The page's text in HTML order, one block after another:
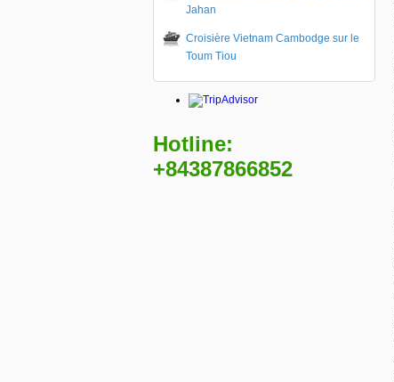
Jahan
Croisière Vietnam Cambodge sur le
Toum Tiou
Hotline:
+84387866852